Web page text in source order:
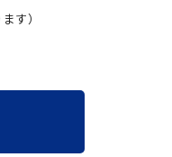
す）